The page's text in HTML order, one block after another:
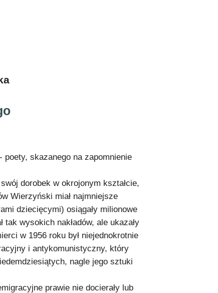
skazanego na zapomnienie
dorobek w okrojonym kształcie,
Wierzyński miał najmniejsze
dziecięcymi) osiągały milionowe
tak wysokich nakładów, ale ukazały
w 1956 roku był niejednokrotnie
i antykomunistyczny, który
nagle jego sztuki
prawie nie docierały lub